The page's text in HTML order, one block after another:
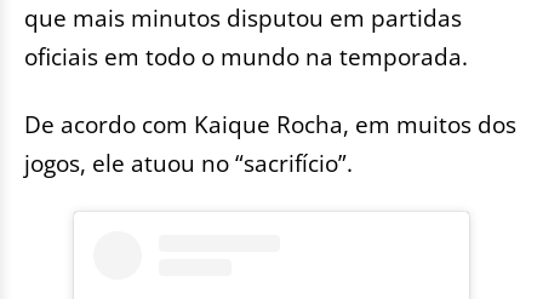
que mais minutos disputou em partidas
oficiais em todo o mundo na temporada.
De acordo com Kaique Rocha, em muitos dos
jogos, ele atuou no “sacrifício”.